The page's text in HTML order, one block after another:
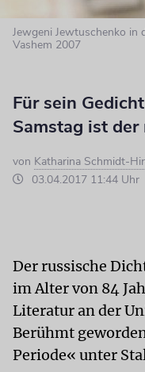
Jewgeni Jewtuschenko in
Vashem 2007
Für sein
Samstag ist
von Katharina Schmidt-
03.04.2017 11:44 Uhr
Der russische
im Alter von 84
Literatur an der
Berühmt
Periode« unter